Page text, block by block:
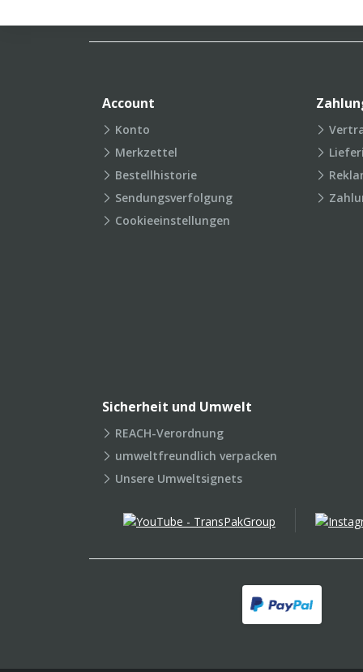
Account
Konto
Merkzettel
Bestellhistorie
Sendungsverfolgung
Cookieeinstellungen
Sicherheit und Umwelt
REACH-Verordnung
umweltfreundlich verpacken
Unsere Umweltsignets